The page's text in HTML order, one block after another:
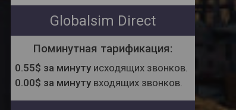
Globalsim Direct
Поминутная тарификация:
0.55$ за минутуисходящих звонков.
0.00$ за минутувходящих звонков.